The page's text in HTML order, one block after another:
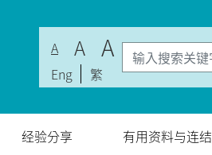
A A A
Eng 繁
经验分享 有用资料与连结